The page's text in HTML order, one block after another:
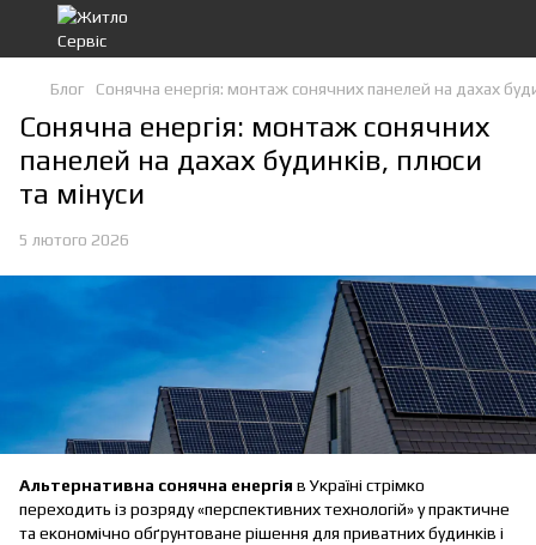
Блог Сонячна енергія: монтаж сонячних панелей на дахах
Сонячна енергія: монтаж сонячних
панелей на дахах будинків, плюси
та мінуси
5 лютого 2026
Альтернативна сонячна енергія в Україні стрімко
переходить із розряду «перспективних технологій» у практичне
та економічно обґрунтоване рішення для приватних будинків і